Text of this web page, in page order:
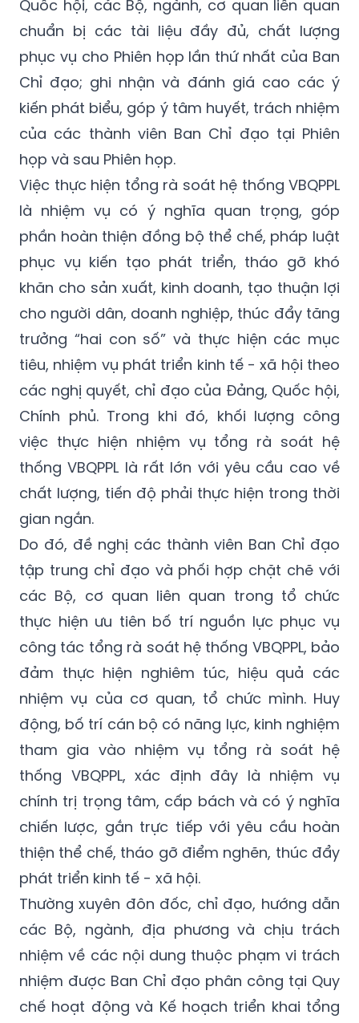
Quốc hội, các Bộ, ngành, cơ quan liên quan
chuẩn bị các tài liệu đầy đủ, chất lượng
phục vụ cho Phiên họp lần thứ nhất của Ban
Chỉ đạo; ghi nhận và đánh giá cao các ý
kiến phát biểu, góp ý tâm huyết, trách nhiệm
của các thành viên Ban Chỉ đạo tại Phiên
họp và sau Phiên họp.
Việc thực hiện tổng rà soát hệ thống VBQPPL
là nhiệm vụ có ý nghĩa quan trọng, góp
phần hoàn thiện đồng bộ thể chế, pháp luật
phục vụ kiến tạo phát triển, tháo gỡ khó
khăn cho sản xuất, kinh doanh, tạo thuận lợi
cho người dân, doanh nghiệp, thúc đẩy tăng
trưởng “hai con số” và thực hiện các mục
tiêu, nhiệm vụ phát triển kinh tế - xã hội theo
các nghị quyết, chỉ đạo của Đảng, Quốc hội,
Chính phủ. Trong khi đó, khối lượng công
việc thực hiện nhiệm vụ tổng rà soát hệ
thống VBQPPL là rất lớn với yêu cầu cao về
chất lượng, tiến độ phải thực hiện trong thời
gian ngắn.
Do đó, đề nghị các thành viên Ban Chỉ đạo
tập trung chỉ đạo và phối hợp chặt chẽ với
các Bộ, cơ quan liên quan trong tổ chức
thực hiện ưu tiên bố trí nguồn lực phục vụ
công tác tổng rà soát hệ thống VBQPPL, bảo
đảm thực hiện nghiêm túc, hiệu quả các
nhiệm vụ của cơ quan, tổ chức mình. Huy
động, bố trí cán bộ có năng lực, kinh nghiệm
tham gia vào nhiệm vụ tổng rà soát hệ
thống VBQPPL, xác định đây là nhiệm vụ
chính trị trọng tâm, cấp bách và có ý nghĩa
chiến lược, gắn trực tiếp với yêu cầu hoàn
thiện thể chế, tháo gỡ điểm nghẽn, thúc đẩy
phát triển kinh tế - xã hội.
Thường xuyên đôn đốc, chỉ đạo, hướng dẫn
các Bộ, ngành, địa phương và chịu trách
nhiệm về các nội dung thuộc phạm vi trách
nhiệm được Ban Chỉ đạo phân công tại Quy
chế hoạt động và Kế hoạch triển khai tổng